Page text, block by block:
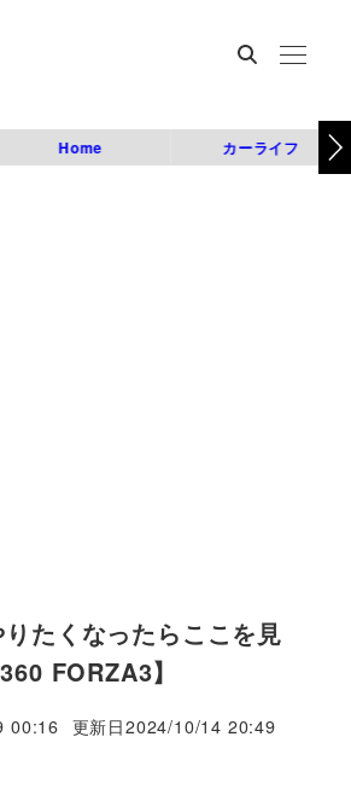
Home カーライフ
たくなったらここを見
FORZA3】
00:16 更新日2024/10/14 20:49